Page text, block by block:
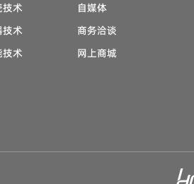
术
术
术
自媒体
商务洽谈
网上商城